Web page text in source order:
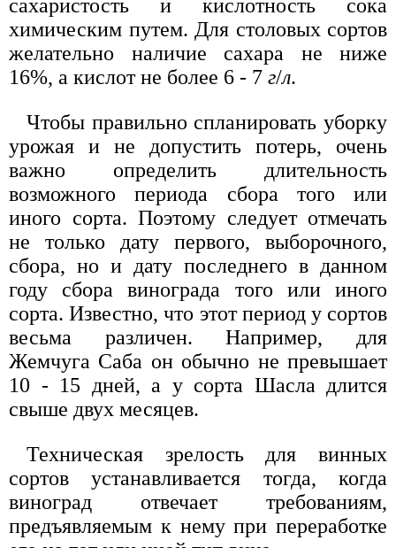
сахаристость и кислотность сока
химическим путем. Для столовых сортов
желательно наличие сахара не ниже
16%, а кислот не более 6 - 7 г/л.
Чтобы правильно спланировать уборку
урожая и не допустить потерь, очень
важно определить длительность
возможного периода сбора того или
иного сорта. Поэтому следует отмечать
не только дату первого, выборочного,
сбора, но и дату последнего в данном
году сбора винограда того или иного
сорта. Известно, что этот период у сортов
весьма различен. Например, для
Жемчуга Саба он обычно не превышает
10 - 15 дней, а у сорта Шасла длится
свыше двух месяцев.
Техническая зрелость для винных
сортов устанавливается тогда, когда
виноград отвечает требованиям,
предъявляемым к нему при переработке